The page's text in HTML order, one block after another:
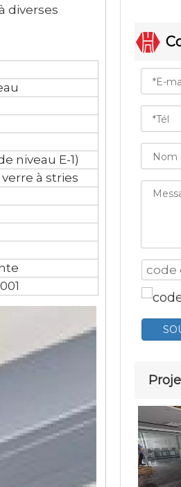
diverses
niveau E-1)
à stries